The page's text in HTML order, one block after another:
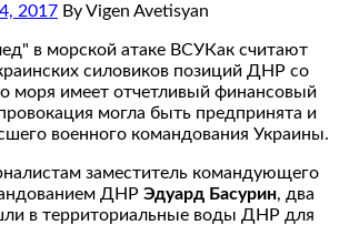
2017 By Vigen Avetisyan
Как считают
силовиков позиций ДНР со
моря имеет отчетливый финансовый
могла быть предпринята и
военного командования Украины.
заместитель командующего
ДНР Эдуард Басурин, два
в территориальные воды ДНР для